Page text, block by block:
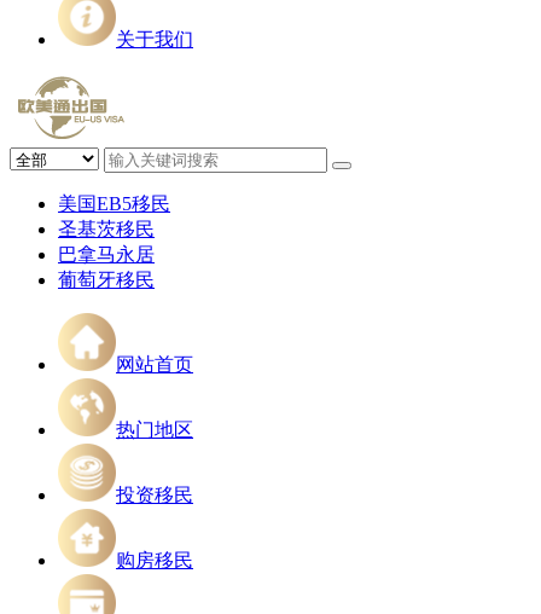
关于我们
美国EB5移民
圣基茨移民
巴拿马永居
葡萄牙移民
网站首页
热门地区
投资移民
购房移民